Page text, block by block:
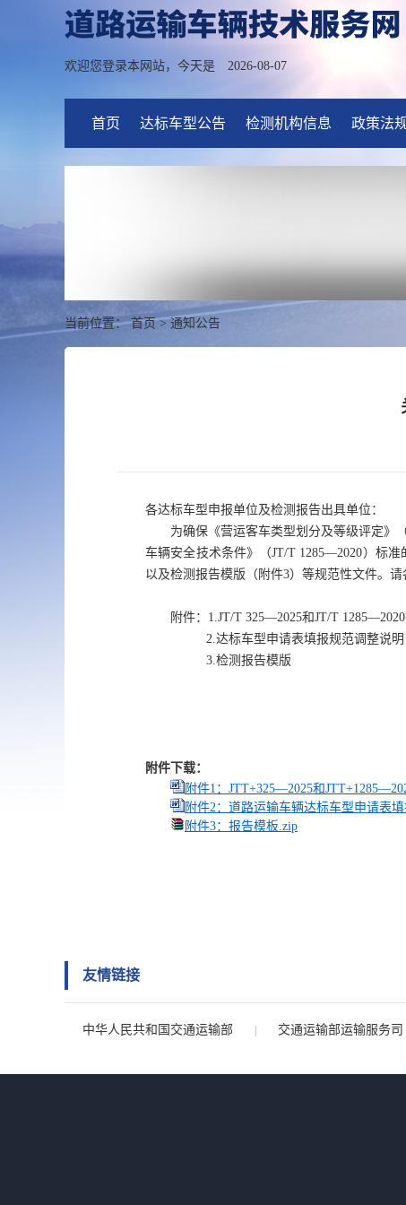
欢迎您登录本网站，今天是 2026-08-07
首页 达标车型公告 检测机构信息 政策法
当前位置：首页>通知公告
各达标车型申报单位及检测报告出具单位：
为确保《营运客车类型划分及等级评定》
车辆安全技术条件》（JT/T 1285—2020）标
以及检测报告模版（附件3）等规范性文件。
附件：1.JT/T 325—2025和JT/T
2.达标车型申请表填报规范调整说明
3.检测报告模版
附件下载：
附件1：JTT+325—2025和
附件2：道路运输车辆达标车型申请表
附件3：报告模板.zip
友情链接
中华人民共和国交通运输部 交通运输部运输服务司